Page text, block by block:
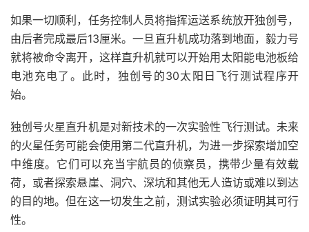
如果一切顺利，任务控制人员将指挥运送系统放开独创号，
由后者完成最后13厘米。一旦直升机成功落到地面，毅力号
就将被命令离开，这样直升机就可以开始用太阳能电池板给
电池充电了。此时，独创号的30太阳日飞行测试程序开
始。
独创号火星直升机是对新技术的一次实验性飞行测试。未来
的火星任务可能会使用第二代直升机，为进一步探索增加空
中维度。它们可以充当宇航员的侦察员，携带少量有效载
荷，或者探索悬崖、洞穴、深坑和其他无人造访或难以到达
的目的地。但在这一切发生之前，测试实验必须证明其可行
性。